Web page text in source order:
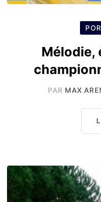
Mélodie,
PAR MAX